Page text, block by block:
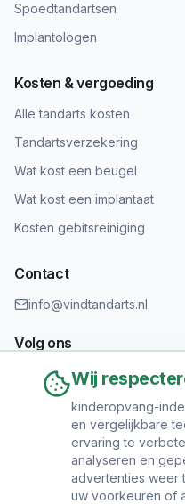
Spoedtandartsen
Implantologen
Kosten & vergoeding
Alle tandarts kosten
Tandartsverzekering
Wat kost een beugel
Wat kost een implantaat
Kosten gebitsreiniging
Contact
info@vindtandarts.nl
Volg ons
Informatie toevoegen?
Heeft u een
toe te voegen.
Wij
kinderopvang-
en vergelijkbare
ervaring te
analyseren en
advertenties weer
uw voorkeuren of